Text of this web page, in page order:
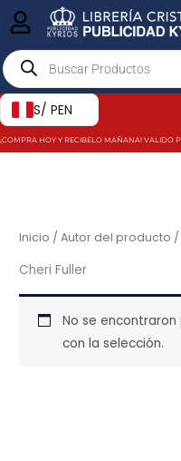
contenido
Products
search
S/ PEN
¡COMPRA HOY Y RECIBELO MAÑANA! VALIDO
Inicio / Autor del producto /
Cheri Fuller
No se
con la selección.